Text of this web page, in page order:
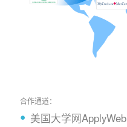
合作通道：
美国大学网ApplyWeb